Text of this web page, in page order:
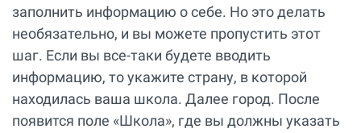
заполнить информацию о себе. Но это делать
необязательно, и вы можете пропустить этот
шаг. Если вы все-таки будете вводить
информацию, то укажите страну, в которой
находилась ваша школа. Далее город. После
появится поле «Школа», где вы должны указать